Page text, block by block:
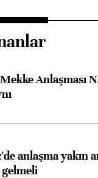
Anlaşması
anlaşma yakın